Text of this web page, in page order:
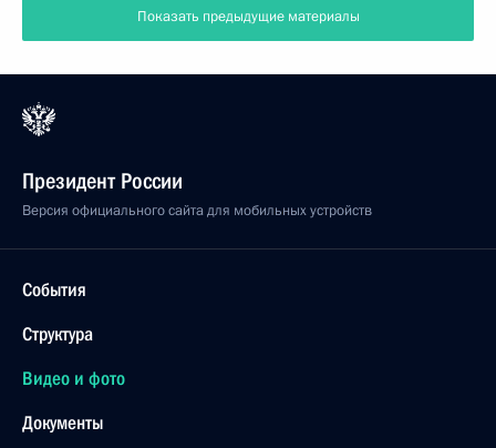
Показать предыдущие материалы
Президент России
Версия официального сайта для мобильных устройств
События
Структура
Видео и фото
Документы